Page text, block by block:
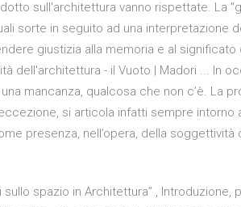
sull'architettura vanno rispettate. La
sorte in seguito ad una interpretazione
giustizia alla memoria e al
dell'architettura - il Vuoto | Madori ... In
mancanza, qualcosa che non c’è. La
si articola infatti sempre intorno
presenza, nell’opera, della soggettività
sullo spazio in Architettura” , Introduzione,